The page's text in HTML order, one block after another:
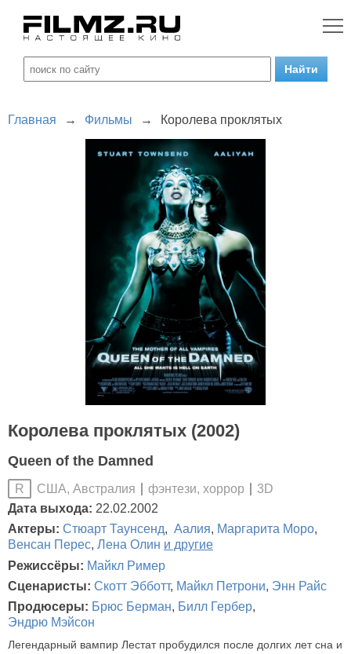
Главная → Фильмы → Королева проклятых
Королева проклятых (2002)
Queen of the Damned
R США, Австралия фэнтези, хоррор
3D
Дата выхода: 22.02.2002
Актеры: Стюарт Таунсенд, Аалия, Маргарита Моро,
Венсан Перес, Лена Олин и другие
Режиссёры: Майкл Ример
Сценаристы: Скотт Эбботт, Майкл Петрони, Энн Райс
Продюсеры: Брюс Берман, Билл Гербер,
Эндрю Мэйсон
Легендарный вампир Лестат пробудился после долгих лет сна и